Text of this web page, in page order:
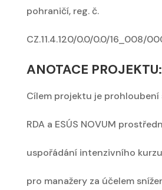
pohraničí, reg. č.
CZ.11.4.120/0.0/0.0/16_008/
ANOTACE PROJEKTU:
Cílem projektu je prohloubení
RDA a ESÚS NOVUM
uspořádání intenzivního
pro manažery za účelem